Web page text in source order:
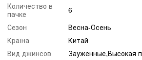
Количество в
пачке
6
Сезон
Весна-Осень
Країна
Китай
Вид джинсов
Зауженные,Высокая